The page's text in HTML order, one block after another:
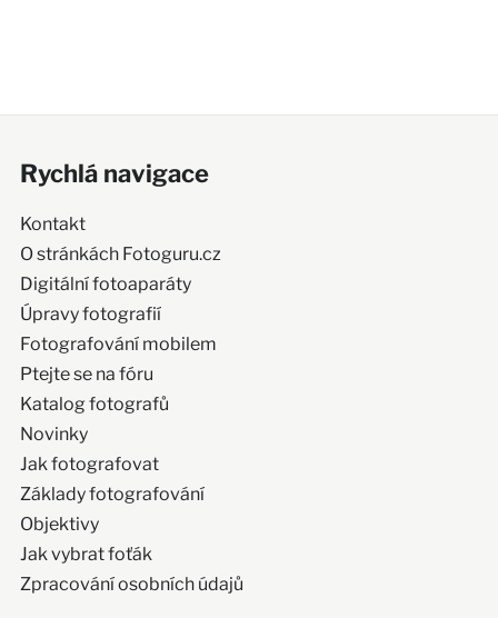
Rychlá navigace
Kontakt
O stránkách Fotoguru.cz
Digitální fotoaparáty
Úpravy fotografií
Fotografování mobilem
Ptejte se na fóru
Katalog fotografů
Novinky
Jak fotografovat
Základy fotografování
Objektivy
Jak vybrat foťák
Zpracování osobních údajů